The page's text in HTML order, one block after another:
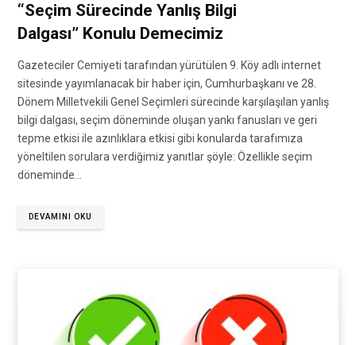
“Seçim Sürecinde Yanlış Bilgi
Dalgası” Konulu Demecimiz
Gazeteciler Cemiyeti tarafından yürütülen 9. Köy adlı internet
sitesinde yayımlanacak bir haber için, Cumhurbaşkanı ve 28.
Dönem Milletvekili Genel Seçimleri sürecinde karşılaşılan yanlış
bilgi dalgası, seçim döneminde oluşan yankı fanusları ve geri
tepme etkisi ile azınlıklara etkisi gibi konularda tarafımıza
yöneltilen sorulara verdiğimiz yanıtlar şöyle: Özellikle seçim
döneminde…
DEVAMINI OKU